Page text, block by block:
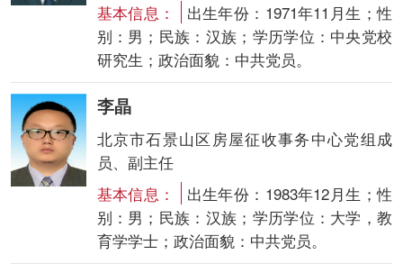
基本信息：
出生年份：1971年11月生；性
别：男；民族：汉族；学历学位：中央党校
研究生；政治面貌：中共党员。
李晶
北京市石景山区房屋征收事务中心党组成
员、副主任
基本信息：
出生年份：1983年12月生；性
别：男；民族：汉族；学历学位：大学，教
育学学士；政治面貌：中共党员。